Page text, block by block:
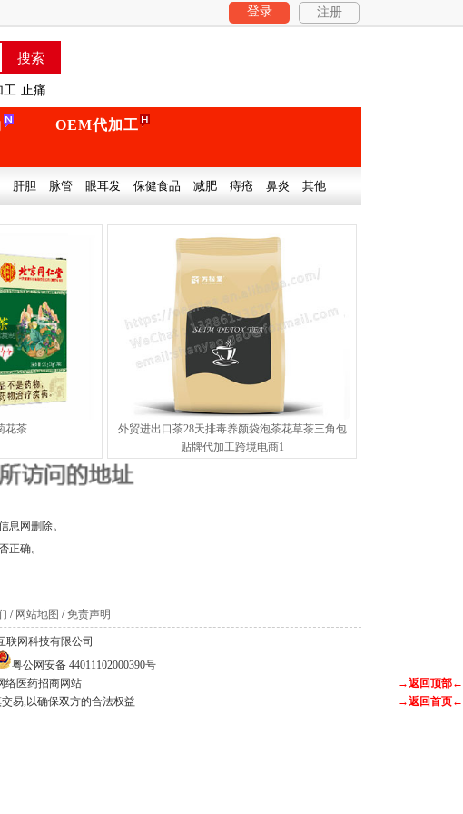
登录 注册
工 止痛
OEM代加工
肝胆 脉管 眼耳发 保健食品 减肥 痔疮 鼻炎 其他
花茶
外贸进出口茶28天排毒养颜袋泡茶花草茶三角包
贴牌代加工跨境电商1
息网删除。
正确。
/ 网站地图 /免责声明
联网科技有限公司
粤公网安备 44011102000390号
络医药招商网站
→返回顶部←
易,以确保双方的合法权益
→返回首页←